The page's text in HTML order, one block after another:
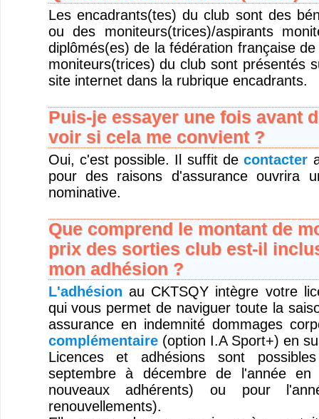
Les encadrants(tes) du club sont des
ou des moniteurs(trices)/aspirants
diplômés(es) de la fédération française
moniteurs(trices) du club sont présentés
site internet dans la rubrique encadrants.
Puis-je essayer une fois avant
voir si cela me convient ?
Oui, c'est possible. Il suffit decontacter
pour des raisons d'assurance ouvrira
nominative.
Que comprend le montant de
prix des sorties club est-il
mon adhésion ?
L'adhésion au CKTSQY intègre votre
qui vous permet de naviguer toute la
assurance en indemnité dommages
complémentaire(option I.A Sport+) en
Licences et adhésions sont
septembre à décembre de l'année
nouveaux adhérents) ou pour
renouvellements).